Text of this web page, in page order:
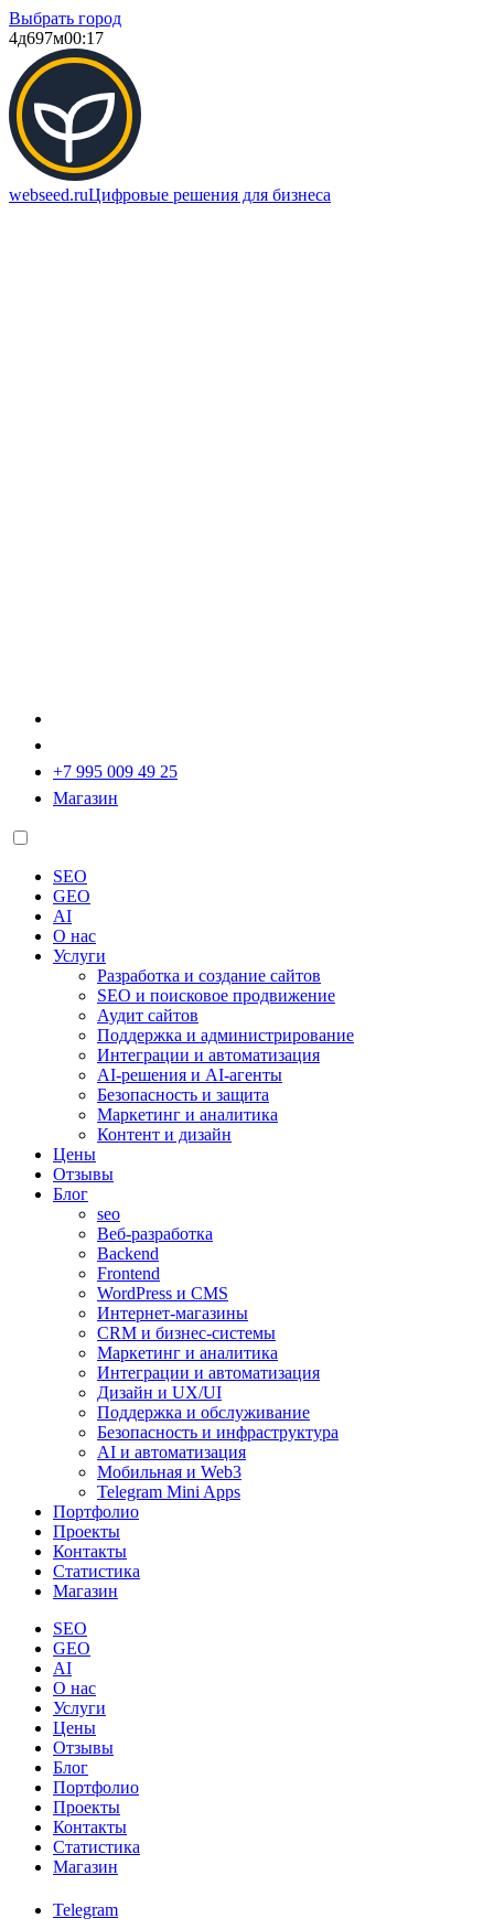
Выбрать город
4д697м00:17
webseed.ruЦифровые решения для бизнеса
+7 995 009 49 25
Магазин
SEO
GEO
AI
О нас
Услуги
Разработка и создание сайтов
SEO и поисковое продвижение
Аудит сайтов
Поддержка и администрирование
Интеграции и автоматизация
AI-решения и AI-агенты
Безопасность и защита
Маркетинг и аналитика
Контент и дизайн
Цены
Отзывы
Блог
seo
Веб-разработка
Backend
Frontend
WordPress и CMS
Интернет-магазины
CRM и бизнес-системы
Маркетинг и аналитика
Интеграции и автоматизация
Дизайн и UX/UI
Поддержка и обслуживание
Безопасность и инфраструктура
AI и автоматизация
Мобильная и Web3
Telegram Mini Apps
Портфолио
Проекты
Контакты
Статистика
Магазин
SEO
GEO
AI
О нас
Услуги
Цены
Отзывы
Блог
Портфолио
Проекты
Контакты
Статистика
Магазин
Telegram